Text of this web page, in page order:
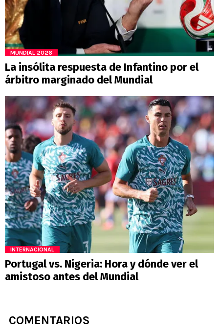
MUNDIAL 2026
La insólita respuesta de Infantino por el
árbitro marginado del Mundial
INTERNACIONAL
Portugal vs. Nigeria: Hora y dónde ver el
amistoso antes del Mundial
COMENTARIOS